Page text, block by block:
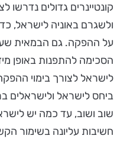
קונטיינרים גדולים נדרשו
ולשגרם באוניה לישראל,
על ההפקה. גם הבמאית
הסכימה להתפנות באופן
לישראל לצורך בימוי
ביחס לישראל ולישראלים
שוב ושוב, עד כמה יש
חשיבות עליונה בשימור